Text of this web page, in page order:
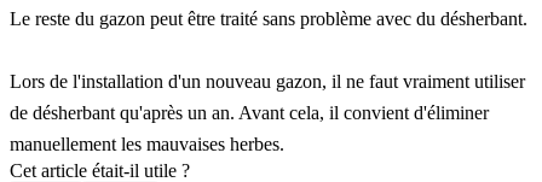
Le reste du gazon peut être traité sans problème avec du désherbant.
Lors de l'installation d'un nouveau gazon, il ne faut vraiment utiliser
de désherbant qu'après un an. Avant cela, il convient d'éliminer
manuellement les mauvaises herbes.
Cet article était-il utile ?